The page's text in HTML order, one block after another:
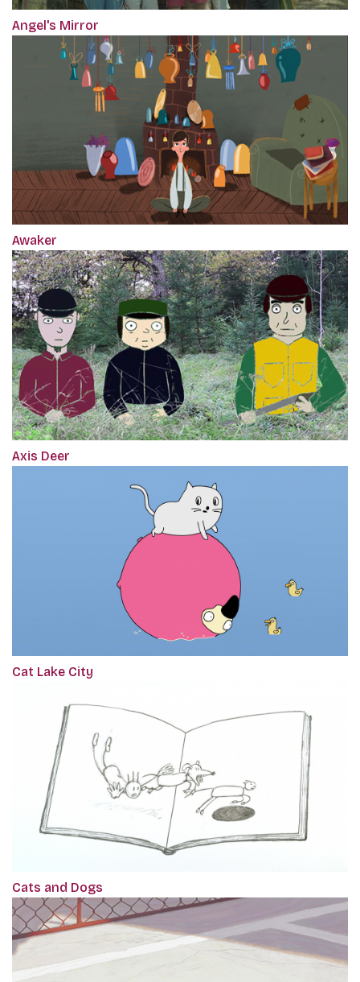
Angel's Mirror
Awaker
Axis Deer
Cat Lake City
Cats and Dogs